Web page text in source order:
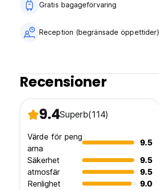
Gratis bagageförvaring
Reception (begränsade öppettider)
Recensioner
9.4Superb(114)
Värde för peng
arna
9.5
Säkerhet
9.5
atmosfär
9.5
Renlighet
9.0